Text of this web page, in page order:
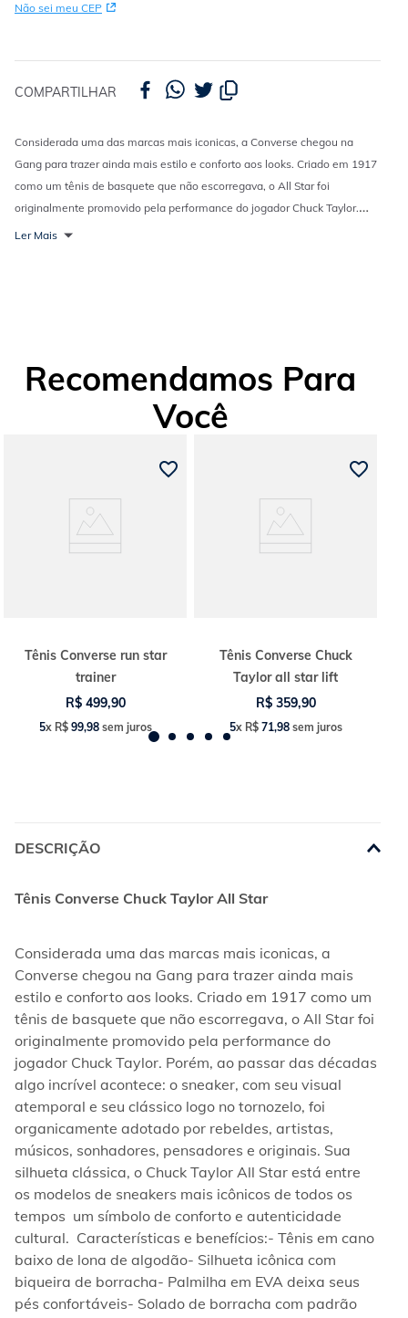
Não sei meu CEP
COMPARTILHAR
Considerada uma das marcas mais iconicas, a Converse chegou na
Gang para trazer ainda mais estilo e conforto aos looks. Criado em 1917
como um tênis de basquete que não escorregava, o All Star foi
originalmente promovido pela performance do jogador Chuck Taylor.
Porém, ao passar das décadas algo incrível acontece: o sneaker, com
borracha- Palmilha em EVA deixa seus pés confortáveis- Solado de
borracha com padrão de diamanteALERTA FORMA GRANDE!!!
SUGERIMOS COMPRAR UM NÚMERO MENOR
Ler Mais
Recomendamos Para
Você
Tênis Converse run star
trainer
R$ 499,90
5x R$ 99,98sem juros
Tênis Converse Chuck
Taylor all star lift
R$ 359,90
5x R$ 71,98sem juros
DESCRIÇÃO
Tênis Converse Chuck Taylor All Star
Considerada uma das marcas mais iconicas, a
Converse chegou na Gang para trazer ainda mais
estilo e conforto aos looks. Criado em 1917 como um
tênis de basquete que não escorregava, o All Star foi
originalmente promovido pela performance do
jogador Chuck Taylor. Porém, ao passar das décadas
algo incrível acontece: o sneaker, com seu visual
atemporal e seu clássico logo no tornozelo, foi
organicamente adotado por rebeldes, artistas,
músicos, sonhadores, pensadores e originais. Sua
silhueta clássica, o Chuck Taylor All Star está entre
os modelos de sneakers mais icônicos de todos os
tempos  um símbolo de conforto e autenticidade
cultural.  Características e benefícios:- Tênis em cano
baixo de lona de algodão- Silhueta icônica com
biqueira de borracha- Palmilha em EVA deixa seus
pés confortáveis- Solado de borracha com padrão